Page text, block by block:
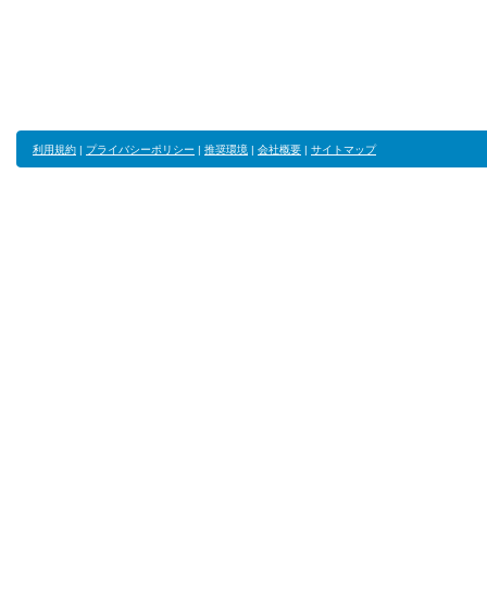
利用規約 | プライバシーポリシー | 推奨環境 | 会社概要 | サイトマップ